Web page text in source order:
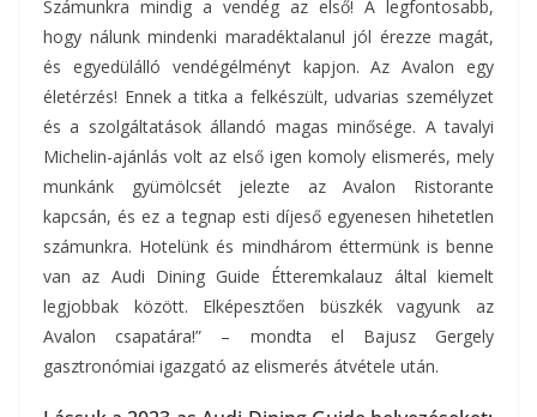
Számunkra mindig a vendég az első! A legfontosabb,
hogy nálunk mindenki maradéktalanul jól érezze magát,
és egyedülálló vendégélményt kapjon. Az Avalon egy
életérzés! Ennek a titka a felkészült, udvarias személyzet
és a szolgáltatások állandó magas minősége. A tavalyi
Michelin-ajánlás volt az első igen komoly elismerés, mely
munkánk gyümölcsét jelezte az Avalon Ristorante
kapcsán, és ez a tegnap esti díjeső egyenesen hihetetlen
számunkra. Hotelünk és mindhárom éttermünk is benne
van az Audi Dining Guide Étteremkalauz által kiemelt
legjobbak között. Elképesztően büszkék vagyunk az
Avalon csapatára!” – mondta el Bajusz Gergely
gasztronómiai igazgató az elismerés átvétele után.